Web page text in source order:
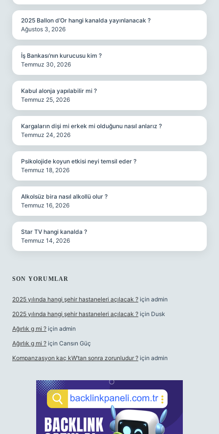
2025 Ballon d’Or hangi kanalda yayınlanacak ?
Ağustos 3, 2026
İş Bankası’nın kurucusu kim ?
Temmuz 30, 2026
Kabul alonja yapılabilir mi ?
Temmuz 25, 2026
Kargaların dişi mi erkek mi olduğunu nasıl anlarız ?
Temmuz 24, 2026
Psikolojide koyun etkisi neyi temsil eder ?
Temmuz 18, 2026
Alkolsüz bira nasıl alkollü olur ?
Temmuz 16, 2026
Star TV hangi kanalda ?
Temmuz 14, 2026
SON YORUMLAR
2025 yılında hangi şehir hastaneleri açılacak ? için admin
2025 yılında hangi şehir hastaneleri açılacak ? için Dusk
Ağırlık g mi ? için admin
Ağırlık g mi ? için Cansın Güç
Kompanzasyon kaç kW’tan sonra zorunludur ? için admin